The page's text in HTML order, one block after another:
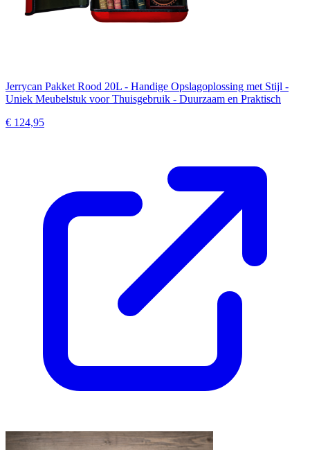
Jerrycan Pakket Rood 20L - Handige Opslagoplossing met Stijl -
Uniek Meubelstuk voor Thuisgebruik - Duurzaam en Praktisch
€ 124,95